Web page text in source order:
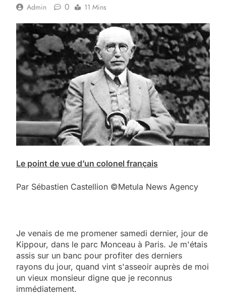
Admin 0 11 Mins
Le point de vue d’un colonel français
Par Sébastien Castellion ©Metula News Agency
Je venais de me promener samedi dernier, jour de
Kippour, dans le parc Monceau à Paris. Je m'étais
assis sur un banc pour profiter des derniers
rayons du jour, quand vint s'asseoir auprès de moi
un vieux monsieur digne que je reconnus
immédiatement.